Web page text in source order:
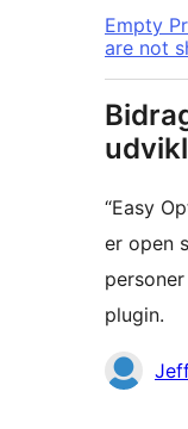
Empty
are not
“Easy
er open
plugin.